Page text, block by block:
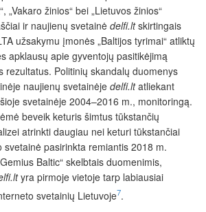
„Vakaro žinios“ bei „Lietuvos žinios“
ir naujienų svetainė delfi.ltskirtingais
užsakymu įmonės „Baltijos tyrimai“ atliktų
apklausų apie gyventojų pasitikėjimą
rezultatus. Politinių skandalų duomenys
naujienų svetainėje delfi.ltatliekant
svetainėje 2004–2016 m., monitoringą.
beveik keturis šimtus tūkstančių
atrinkti daugiau nei keturi tūkstančiai
svetainė pasirinkta remiantis 2018 m.
Baltic“ skelbtais duomenimis,
yra pirmoje vietoje tarp labiausiai
svetainių Lietuvoje7.